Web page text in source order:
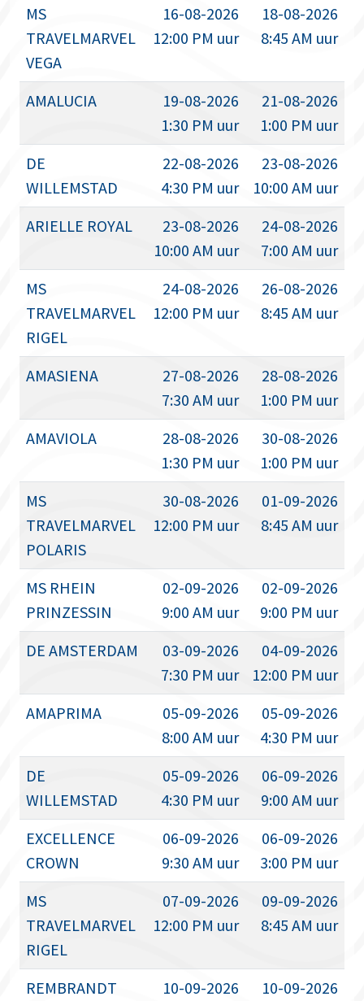
MS
TRAVELMARVEL
VEGA
16-08-2026
12:00 PM uur
18-08-2026
8:45 AM uur
AMALUCIA
19-08-2026
1:30 PM uur
21-08-2026
1:00 PM uur
DE
WILLEMSTAD
22-08-2026
4:30 PM uur
23-08-2026
10:00 AM uur
ARIELLE ROYAL
23-08-2026
10:00 AM uur
24-08-2026
7:00 AM uur
MS
TRAVELMARVEL
RIGEL
24-08-2026
12:00 PM uur
26-08-2026
8:45 AM uur
AMASIENA
27-08-2026
7:30 AM uur
28-08-2026
1:00 PM uur
AMAVIOLA
28-08-2026
1:30 PM uur
30-08-2026
1:00 PM uur
MS
TRAVELMARVEL
POLARIS
30-08-2026
12:00 PM uur
01-09-2026
8:45 AM uur
MS RHEIN
PRINZESSIN
02-09-2026
9:00 AM uur
02-09-2026
9:00 PM uur
DE AMSTERDAM
03-09-2026
7:30 PM uur
04-09-2026
12:00 PM uur
AMAPRIMA
05-09-2026
8:00 AM uur
05-09-2026
4:30 PM uur
DE
WILLEMSTAD
05-09-2026
4:30 PM uur
06-09-2026
9:00 AM uur
EXCELLENCE
CROWN
06-09-2026
9:30 AM uur
06-09-2026
3:00 PM uur
MS
TRAVELMARVEL
RIGEL
07-09-2026
12:00 PM uur
09-09-2026
8:45 AM uur
REMBRANDT
10-09-2026
10-09-2026